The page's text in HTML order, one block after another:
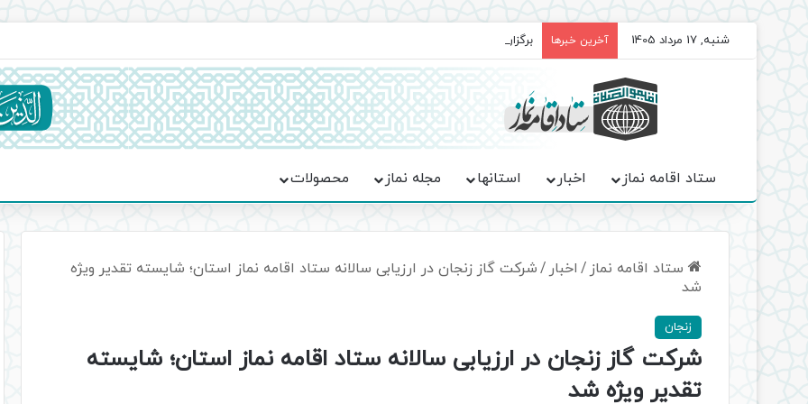
شنبه, 17 مرداد 1405 آخرین خبرها برگزاری باشکوه نمازهای جماعت در موکب فاطمه الزهرا (س)
ستاد اقامه نماز اخبار استانها مجله نماز محصولات
ستاد اقامه نماز / اخبار /شرکت گاز زنجان در ارزیابی سالانه ستاد اقامه نماز استان؛ شایسته تقدیر ویژه
شد
زنجان
شرکت گاز زنجان در ارزیابی سالانه ستاد اقامه نماز استان؛ شایسته
تقدیر ویژه شد